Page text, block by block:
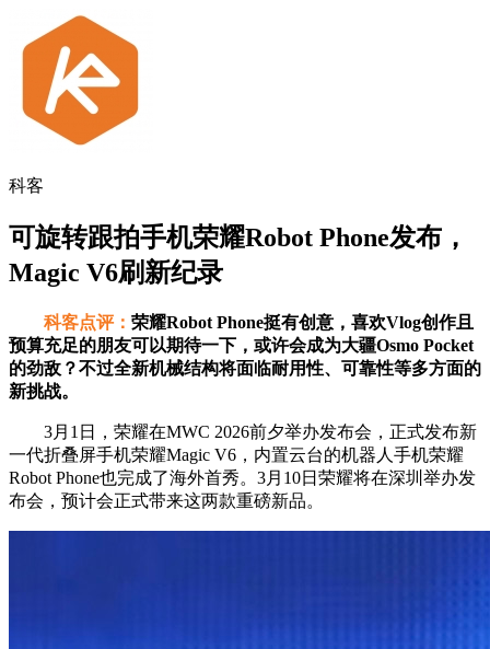
科客
可旋转跟拍手机荣耀Robot Phone发布，
Magic V6刷新纪录
科客点评： 荣耀Robot Phone挺有创意，喜欢Vlog创作且
预算充足的朋友可以期待一下，或许会成为大疆Osmo Pocket
的劲敌？不过全新机械结构将面临耐用性、可靠性等多方面的
新挑战。
3月1日，荣耀在MWC 2026前夕举办发布会，正式发布新
一代折叠屏手机荣耀Magic V6，内置云台的机器人手机荣耀
Robot Phone也完成了海外首秀。3月10日荣耀将在深圳举办发
布会，预计会正式带来这两款重磅新品。